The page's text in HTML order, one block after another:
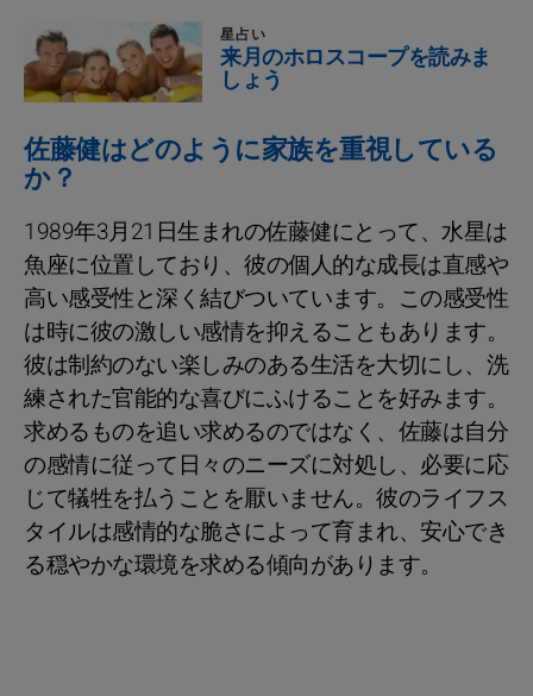
星占い
来月のホロスコープを読みま
しょう
佐藤健はどのように家族を重視している
か？
1989年3月21日生まれの佐藤健にとって、水星は
魚座に位置しており、彼の個人的な成長は直感や
高い感受性と深く結びついています。この感受性
は時に彼の激しい感情を抑えることもあります。
彼は制約のない楽しみのある生活を大切にし、洗
練された官能的な喜びにふけることを好みます。
求めるものを追い求めるのではなく、佐藤は自分
の感情に従って日々のニーズに対処し、必要に応
じて犠牲を払うことを厭いません。彼のライフス
タイルは感情的な脆さによって育まれ、安心でき
る穏やかな環境を求める傾向があります。